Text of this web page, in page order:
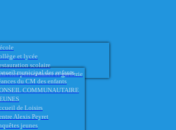
et lycée
scolaire
périscolaires et garderie
municipal des enfants
du CM des enfants
COMMUNAUTAIRE
de Loisirs
Alexis Peyret
jeunes